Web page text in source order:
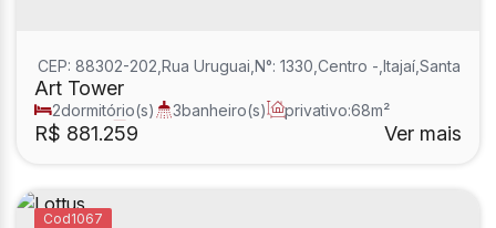
Art Tower
R$ 881.259
CEP: 88302-202 Rua Uruguai N°: 1330 Centro Itajaí Santa
2dormitório(s) 3banheiro(s) privativo:68m²
1sala(s) 2 Ver mais
1067